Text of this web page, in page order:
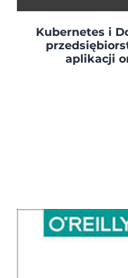
Kubernetes i
aplikacji